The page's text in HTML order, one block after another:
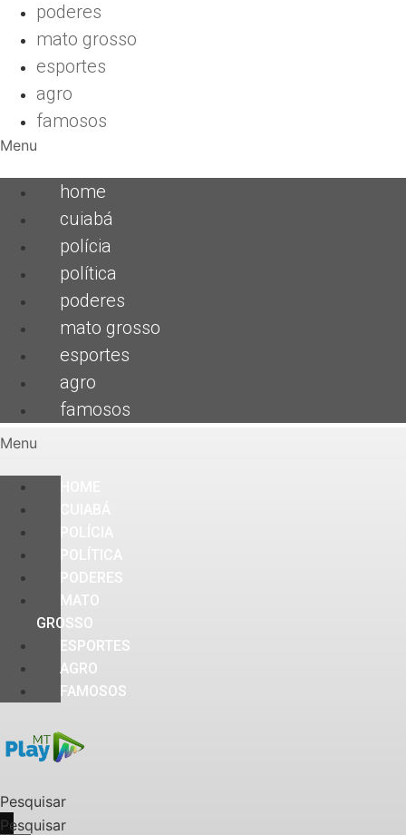
poderes
mato grosso
esportes
agro
famosos
Menu
home
cuiabá
polícia
política
poderes
mato grosso
esportes
agro
famosos
Menu
PODERES
MATO
GROSSO
ESPORTES
AGRO
FAMOSOS
Pesquisar
Pesquisar